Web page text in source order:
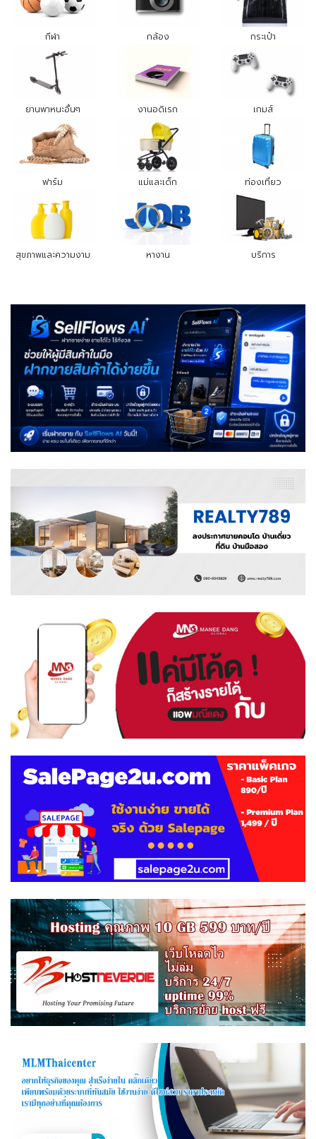
กีฬา กล้อง กระเป๋า
ยานพาหนะอื่นๆ งานอดิเรก เกมส์
ฟาร์ม แม่และเด็ก ท่องเที่ยว
สุขภาพและความงาม หางาน บริการ